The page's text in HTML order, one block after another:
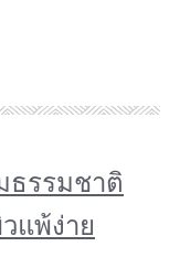
ธรรมชาติ
แพ้ง่าย